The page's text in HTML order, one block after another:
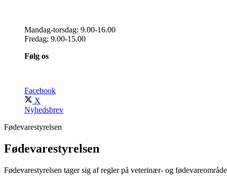
​​Mandag-torsdag: 9.00-16.00
Fredag: 9.00-15.00
Følg os
Facebook
X
Nyhedsbrev
Fødevarestyrelsen
Fødevarestyrelsen
Fødevarestyrelsen tager sig af regler på veterinær- og